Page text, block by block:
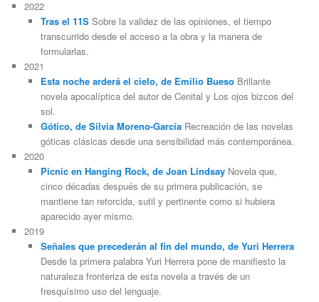
2022
Tras el 11SSobre la validez de las opiniones, el tiempo
transcurrido desde el acceso a la obra y la manera de
formularlas.
2021
Esta noche arderá el cielo, de Emilio BuesoBrillante
novela apocalíptica del autor de Cenital y Los ojos bizcos del
sol.
Gótico, de Silvia Moreno-GarcíaRecreación de las novelas
góticas clásicas desde una sensibilidad más contemporánea.
2020
Picnic en Hanging Rock, de Joan LindsayNovela que,
cinco décadas después de su primera publicación, se
mantiene tan retorcida, sutil y pertinente como si hubiera
aparecido ayer mismo.
2019
Señales que precederán al fin del mundo, de Yuri Herrera
Desde la primera palabra Yuri Herrera pone de manifiesto la
naturaleza fronteriza de esta novela a través de un
fresquísimo uso del lenguaje.